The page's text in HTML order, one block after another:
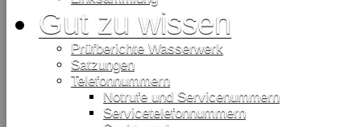
Gut zu wissen
Prüfberichte Wasserwerk
Satzungen
Telefonnummern
Notrufe und Servicenummern
Servicetelefonnummern